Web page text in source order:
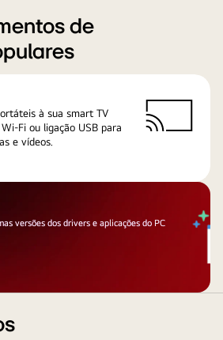
de
à sua smart TV
Fi ou ligação USB para
e vídeos.
versões dos drivers e aplicações do PC